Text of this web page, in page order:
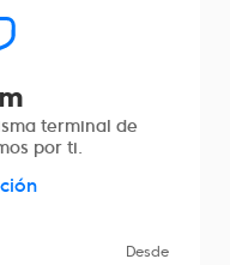
terminal de
por ti.
Desde